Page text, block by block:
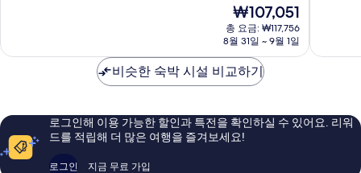
에
점,
륭
요,
이
현
재
요
₩107,051
₩107,051
총 요금: ₩117,756
8월 31일 ~ 9월 1일
치
점,
아
요,
비슷한 숙박 시설 비교하기
로그인해 이용 가능한 할인과 특전을 확인하실 수 있어요. 리워
드를 적립해 더 많은 여행을 즐겨보세요!
로그인 지금 무료 가입